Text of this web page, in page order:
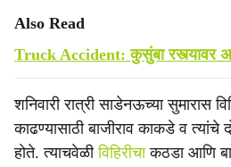
Also Read
Truck Accident: कुसुंबा रस्त्यावर
शनिवारी रात्री साडेनऊच्या सुमारास
काढण्यासाठी बाजीराव काकडे व त्यांचे
होते. त्याचवेळीविहिरीचाकठडा आणि